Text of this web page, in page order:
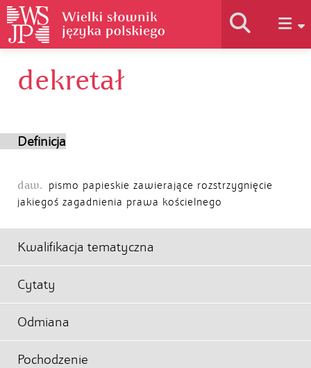
Historia słownika
dekretał
Definicja
daw.
pismo papieskie zawierające rozstrzygnięcie
jakiegoś zagadnienia prawa kościelnego
Kwalifikacja tematyczna
Cytaty
Odmiana
Pochodzenie